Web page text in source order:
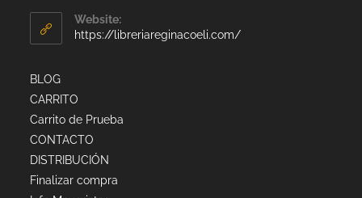
Website:
https://libreriareginacoeli.com/
BLOG
CARRITO
Carrito de Prueba
CONTACTO
DISTRIBUCIÓN
Finalizar compra